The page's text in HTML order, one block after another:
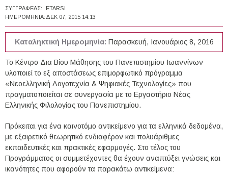
ΣΥΓΓΡΑΦΈΑΣ:
ETARSI
ΗΜΕΡΟΜΗΝΊΑ: ΔΕΚ 07, 2015 14:13
Καταληκτική Ημερομηνία: Παρασκευή, Ιανουάριος 8, 2016
Το Κέντρο Δια Βίου Μάθησης του Πανεπιστημίου Ιωαννίνων
υλοποιεί το εξ αποστάσεως επιμορφωτικό πρόγραμμα
«Νεοελληνική Λογοτεχνία & Ψηφιακές Τεχνολογίες» που
πραγματοποιείται σε συνεργασία με το Εργαστήριο Νέας
Ελληνικής Φιλολογίας του Πανεπιστημίου.
Πρόκειται για ένα καινοτόμο αντικείμενο για τα ελληνικά δεδομένα,
με εξαιρετικό θεωρητικό ενδιαφέρον και πολυάριθμες
εκπαιδευτικές και πρακτικές εφαρμογές. Στο τέλος του
Προγράμματος οι συμμετέχοντες θα έχουν αναπτύξει γνώσεις και
ικανότητες που αφορούν τα παρακάτω αντικείμενα: